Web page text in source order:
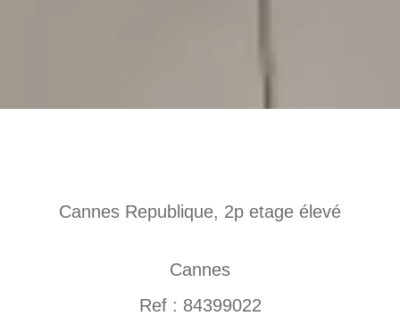
Cannes Republique, 2p etage élevé
Cannes
Ref : 84399022